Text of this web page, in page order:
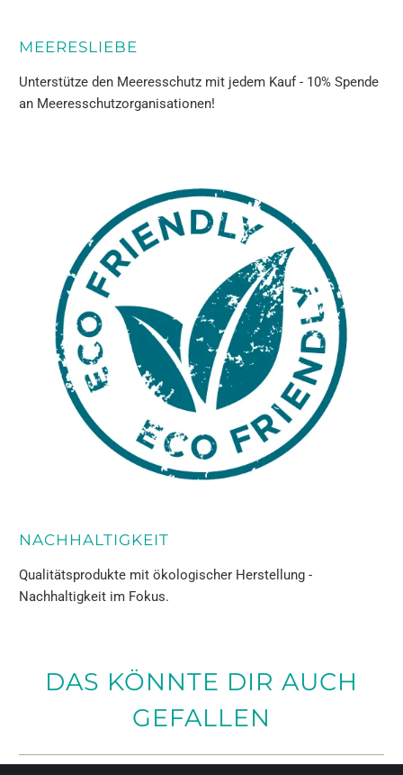
MEERESLIEBE
Unterstütze den Meeresschutz mit jedem Kauf - 10% Spende
an Meeresschutzorganisationen!
NACHHALTIGKEIT
Qualitätsprodukte mit ökologischer Herstellung -
Nachhaltigkeit im Fokus.
DAS KÖNNTE DIR AUCH
GEFALLEN